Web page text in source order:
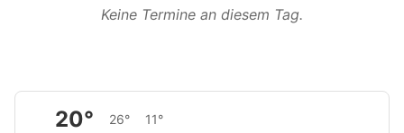
Keine Termine an diesem Tag.
20° 26° 11°